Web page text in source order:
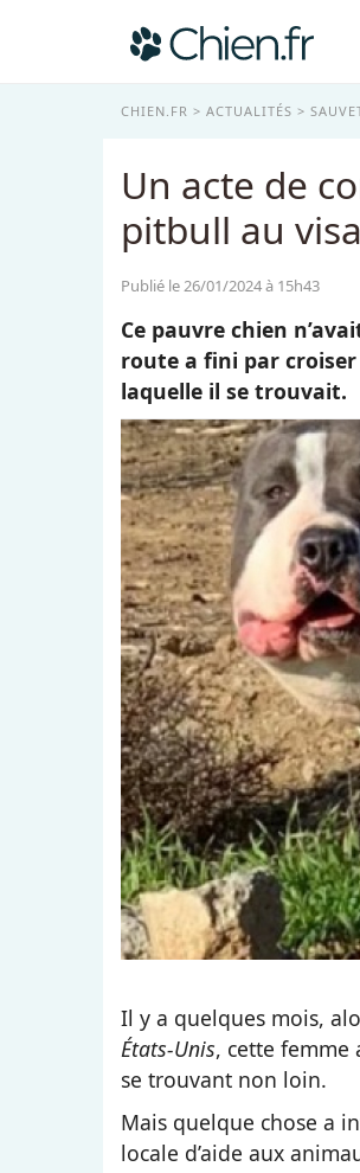
CHIEN.FR ACTUALITÉS
Un acte de
pitbull au
Publié le 26/01/2024 à 15h43
Ce pauvre chien
route a fini par croiser
laquelle il se trouvait.
Il y a quelques mois,
États-Unis, cette
se trouvant non loin.
Mais quelque chose a
locale d’aide aux